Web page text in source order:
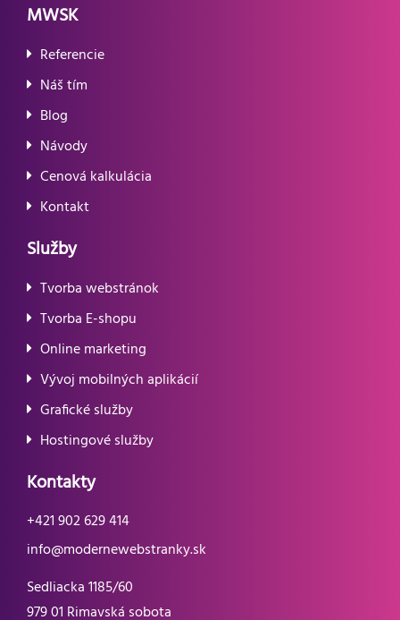
MWSK
Referencie
Náš tím
Blog
Návody
Cenová kalkulácia
Kontakt
Služby
Tvorba webstránok
Tvorba E-shopu
Online marketing
Vývoj mobilných aplikácií
Grafické služby
Hostingové služby
Kontakty
+421 902 629 414
info@modernewebstranky.sk
Sedliacka 1185/60
979 01 Rimavská sobota